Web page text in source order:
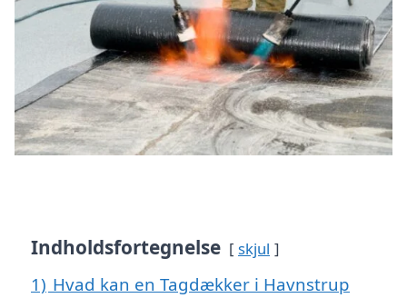
Indholdsfortegnelse skjul
1) Hvad kan en Tagdækker i Havnstrup